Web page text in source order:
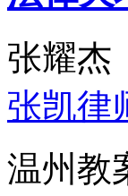
张耀杰
张凯律
温州教